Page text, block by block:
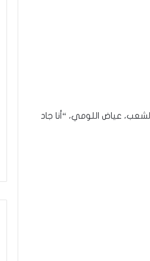
عياض اللومي، “أنا جاد